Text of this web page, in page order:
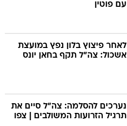
עם פוטין
לאחר פיצוץ בלון נפץ במועצת
אשכול: צה"ל תקף בחאן יונס
נערכים להסלמה: צה"ל סיים את
תרגיל הזרועות המשולבים | צפו